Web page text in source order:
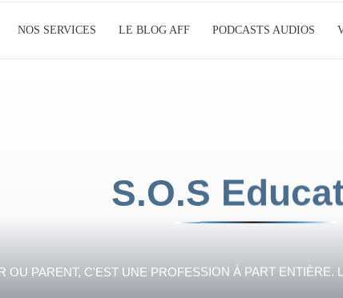
La
NOS SERVICES LE BLOG AFF PODCASTS AUDIOS
S.O.S
OU PARENT, C'EST UNE PROFESSION À PART